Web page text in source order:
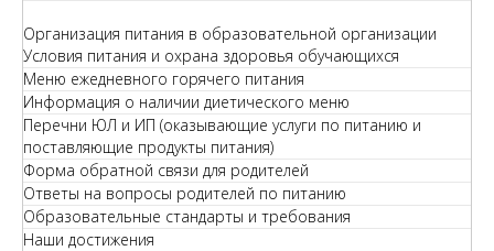
Организация питания в образовательной организации
Условия питания и охрана здоровья обучающихся
Меню ежедневного горячего питания
Информация о наличии диетического меню
Перечни ЮЛ и ИП (оказывающие услуги по питанию и
поставляющие продукты питания)
Форма обратной связи для родителей
Ответы на вопросы родителей по питанию
Образовательные стандарты и требования
Наши достижения